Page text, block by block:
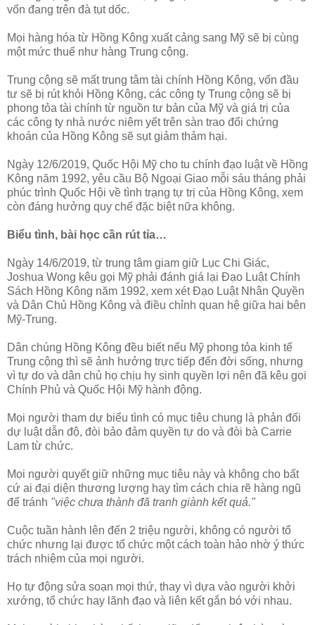
vốn đang trên đà tụt dốc.
Mọi hàng hóa từ Hồng Kông xuất cảng sang Mỹ sẽ bị cùng
một mức thuế như hàng Trung cộng.
Trung cộng sẽ mất trung tâm tài chính Hồng Kông, vốn đầu
tư sẽ bị rút khỏi Hồng Kông, các công ty Trung cộng sẽ bị
phong tỏa tài chính từ nguồn tư bản của Mỹ và giá trị của
các công ty nhà nước niêm yết trên sàn trao đổi chứng
khoán của Hồng Kông sẽ sụt giảm thảm hại.
Ngày 12/6/2019, Quốc Hội Mỹ cho tu chính đạo luật về Hồng
Kông năm 1992, yêu cầu Bộ Ngoại Giao mỗi sáu tháng phải
phúc trình Quốc Hội về tình trạng tự trị của Hồng Kông, xem
còn đáng hưởng quy chế đặc biệt nữa không.
Biểu tình, bài học cần rút tỉa…
Ngày 14/6/2019, từ trung tâm giam giữ Lục Chi Giác,
Joshua Wong kêu gọi Mỹ phải đánh giá lại Đạo Luật Chính
Sách Hồng Kông năm 1992, xem xét Đạo Luật Nhân Quyền
và Dân Chủ Hồng Kông và điều chỉnh quan hệ giữa hai bên
Mỹ-Trung.
Dân chúng Hồng Kông đều biết nếu Mỹ phong tỏa kinh tế
Trung cộng thì sẽ ảnh hưởng trực tiếp đến đời sống, nhưng
vì tự do và dân chủ họ chịu hy sinh quyền lợi nên đã kêu gọi
Chính Phủ và Quốc Hội Mỹ hành động.
Mọi người tham dự biểu tình có mục tiêu chung là phản đối
dự luật dẫn độ, đòi bảo đảm quyền tự do và đòi bà Carrie
Lam từ chức.
Mọi người quyết giữ những mục tiêu này và không cho bất
cứ ai đại diện thương lượng hay tìm cách chia rẽ hàng ngũ
để tránh "việc chưa thành đã tranh giành kết quả."
Cuộc tuần hành lên đến 2 triệu người, không có người tổ
chức nhưng lại được tổ chức một cách toàn hảo nhờ ý thức
trách nhiệm của mọi người.
Họ tự động sửa soạn mọi thứ, thay vì dựa vào người khởi
xướng, tổ chức hay lãnh đạo và liên kết gắn bó với nhau.